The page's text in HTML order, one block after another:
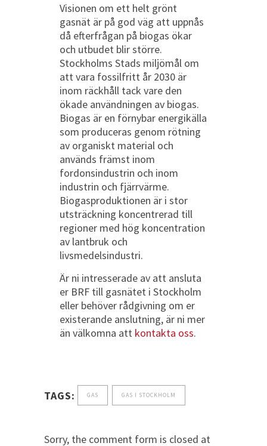
Visionen om ett helt grönt
gasnät är på god väg att uppnås
då efterfrågan på biogas ökar
och utbudet blir större.
Stockholms Stads miljömål om
att vara fossilfritt år 2030 är
inom räckhåll tack vare den
ökade användningen av biogas.
Biogas är en förnybar energikälla
som produceras genom rötning
av organiskt material och
används främst inom
fordonsindustrin och inom
industrin och fjärrvärme.
Biogasproduktionen är i stor
utsträckning koncentrerad till
regioner med hög koncentration
av lantbruk och
livsmedelsindustri.
Är ni intresserade av att ansluta
er BRF till gasnätet i Stockholm
eller behöver rådgivning om er
existerande anslutning, är ni mer
än välkomna att kontakta oss.
TAGS: GAS GAS I STOCKHOLM
Sorry, the comment form is closed at